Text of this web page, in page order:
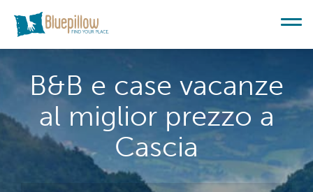
B&B e case vacanze
al miglior prezzo a
Cascia